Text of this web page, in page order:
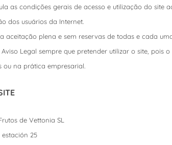
as condições gerais de acesso e utilização do site
dos usuários da Internet.
aceitação plena e sem reservas de todas e cada
Legal sempre que pretender utilizar o site,
ou na prática empresarial.
de Vettonia SL
estación 25